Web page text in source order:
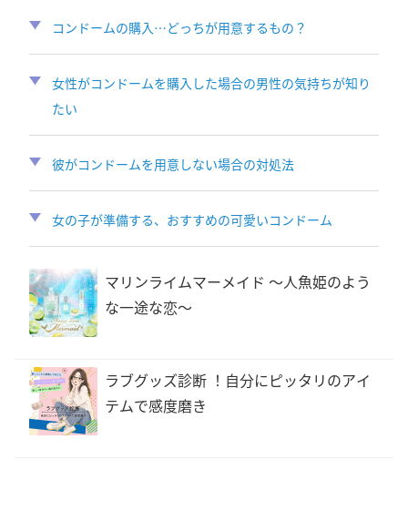
コンドームの購入…どっちが用意するもの？
女性がコンドームを購入した場合の男性の気持ちが知り
たい
彼がコンドームを用意しない場合の対処法
女の子が準備する、おすすめの可愛いコンドーム
マリンライムマーメイド 〜人魚姫のよう
な一途な恋〜
ラブグッズ診断 ！自分にピッタリのアイ
テムで感度磨き